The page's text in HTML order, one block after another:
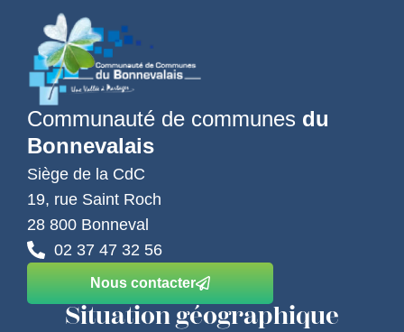
Communauté de communes du
Bonnevalais
Siège de la CdC
19, rue Saint Roch
28 800 Bonneval
02 37 47 32 56
Nous contacter
Situation géographique